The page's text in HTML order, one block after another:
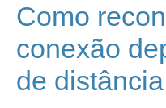
Como
conexão
de